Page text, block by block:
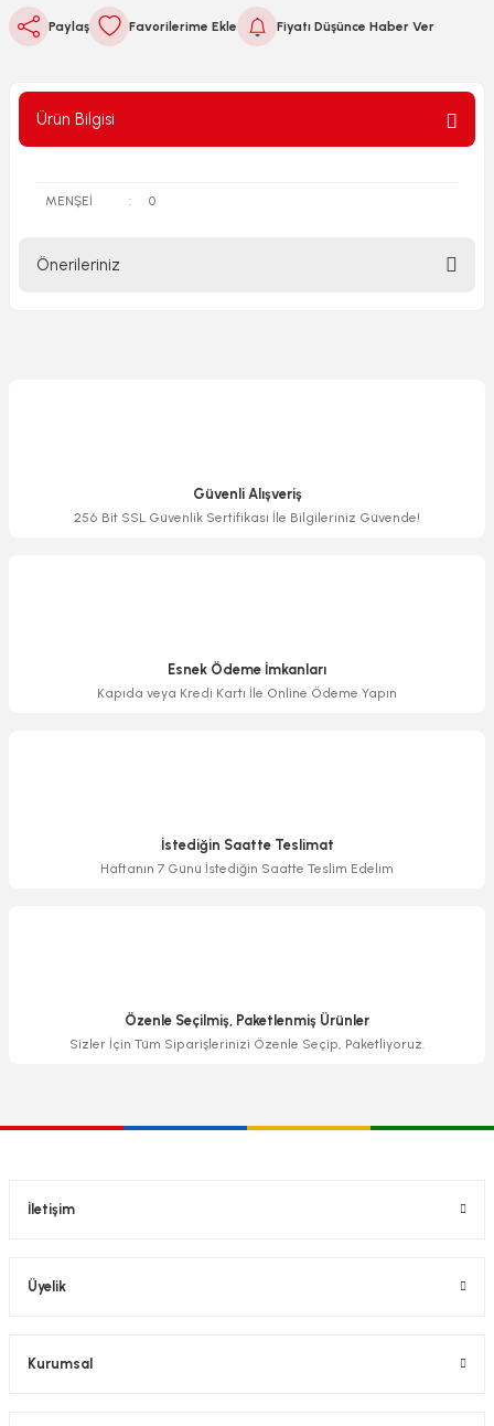
Paylaş Fiyatı Düşünce Haber Ver
Ürün Bilgisi
MENŞEİ : 0
Önerileriniz
Ürün bilgilerinde hatalar bulunuyor.
Güvenli Alışveriş
256 Bit SSL Güvenlik Sertifikası İle Bilgileriniz Güvende!
Esnek Ödeme İmkanları
Kapıda veya Kredi Kartı İle Online Ödeme Yapın
İstediğin Saatte Teslimat
Haftanın 7 Günü İstediğin Saatte Teslim Edelim
Özenle Seçilmiş, Paketlenmiş Ürünler
Sizler İçin Tüm Siparişlerinizi Özenle Seçip, Paketliyoruz.
İletişim
Üyelik
Kurumsal